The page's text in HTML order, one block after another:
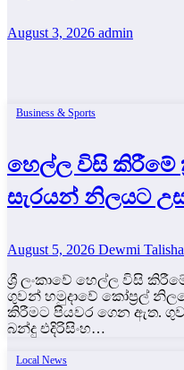
August 3, 2026 admin
Business & Sports
හෙල්ල විසි කිරීමේ
සැරයන් නිලයට
August 5, 2026 Dewmi Talisha
ශ්‍රී ලංකාවේ හෙල්ල විසි
ගුවන් හමුදාවේ කෝප්‍රල්
කිරීමට පියවර ගෙන ඇත.
බන්දු එදිරිසිංහ…
Local News